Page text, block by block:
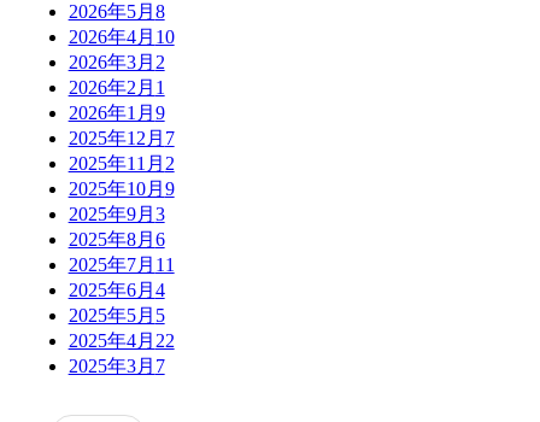
2026年5月 8
2026年4月 10
2026年3月 2
2026年2月 1
2026年1月 9
2025年12月 7
2025年11月 2
2025年10月 9
2025年9月 3
2025年8月 6
2025年7月 11
2025年6月 4
2025年5月 5
2025年4月 22
2025年3月 7